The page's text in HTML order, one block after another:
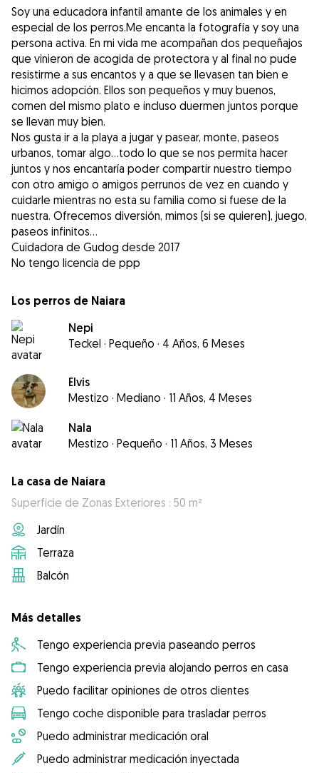
Soy una educadora infantil amante de los animales y en
especial de los perros.Me encanta la fotografía y soy una
persona activa. En mi vida me acompañan dos pequeñajos
que vinieron de acogida de protectora y al final no pude
resistirme a sus encantos y a que se llevasen tan bien e
hicimos adopción. Ellos son pequeños y muy buenos,
comen del mismo plato e incluso duermen juntos porque
se llevan muy bien.
Nos gusta ir a la playa a jugar y pasear, monte, paseos
urbanos, tomar algo...todo lo que se nos permita hacer
juntos y nos encantaría poder compartir nuestro tiempo
con otro amigo o amigos perrunos de vez en cuando y
cuidarle mientras no esta su familia como si fuese de la
nuestra. Ofrecemos diversión, mimos (si se quieren), juego,
paseos infinitos...
Cuidadora de Gudog desde 2017
No tengo licencia de ppp
Los perros de Naiara
Nepi
Teckel · Pequeño · 4 Años, 6 Meses
Elvis
Mestizo · Mediano · 11 Años, 4 Meses
Nala
Mestizo · Pequeño · 11 Años, 3 Meses
La casa de Naiara
Superficie de Zonas Exteriores : 50 m²
Jardín
Terraza
Balcón
Más detalles
Tengo experiencia previa paseando perros
Tengo experiencia previa alojando perros en casa
Puedo facilitar opiniones de otros clientes
Tengo coche disponible para trasladar perros
Puedo administrar medicación oral
Puedo administrar medicación inyectada